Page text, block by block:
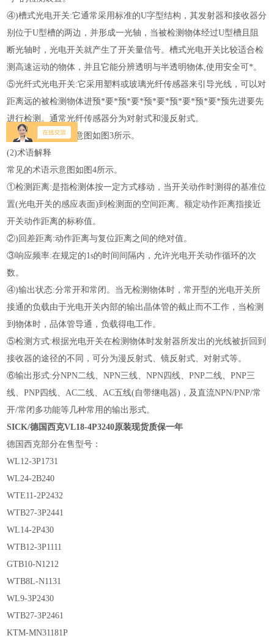
④)槽式光电开关:它通常采用标准的U字型结构，其发射器和接收器分
别位于U型槽的两边，并形成一光轴，当被检测物体经过U型槽且阻
断光轴时，光电开关就产生了开关量信号。槽式光电开关比较适合检
测高速运动的物体，并且它能分辨透明与半透明物体,使用安全可*。
⑤光纤式光电开关:它采用塑料或玻璃光纤传感器来引导光线，可以对
距离远的被检测物体进预*要*预*要*预*要*预*要*预*要*预先进要先
进行检测。通常光纤传感器分为对射式和漫反射式。
它们的工作光线示意图如图3所示。
(2)术语解释
常见的术语示意图如图4所示。
①检测距离:是指检测体按一定方式移动，当开关动作时测得的基准位
置(光电开关的感应表面)到检测面的空间距离。额定动作距离指接近
开关动作距离的标称值。
②)回差距离:动作距离与复位距离之间的绝对值。
③响应频率:在规定的1s的时间间隔内，允许光电开关动作循环的次
数。
④)输出状态:分常开和常闭。当无检测物体时，常开型的光电开关所
接通的负载由于光电开关内部的输出晶体管的截止而不工作，当检测
到物体时，品体管导通，负载得电工作。
⑤检测方式:根据光电开关在检测物体时发射器所发出的光线被折回到
接收器的途径的不同，可分为漫反射式、镜反射式、对射式等。
⑥输出形式:分NPN二线、NPN三线、NPN四线、PNP二线、PNP三
线、PNP四线、AC二线、AC五线(自带继电器)，及直流NPN/PNP/常
开/常闭多功能等几种常用的输出形式。
SICK/德国西克VL18-4P3240原装现货质保一年
德国西克部分在售型号：
WL12-3P1731
WL24-2B240
WTE11-2P2432
WTB27-3P2441
WL14-2P430
WTB12-3P1111
GTB10-N1212
WTB8L-N1131
WL9-3P2430
WTB27-3P2461
KTM-MN31181P